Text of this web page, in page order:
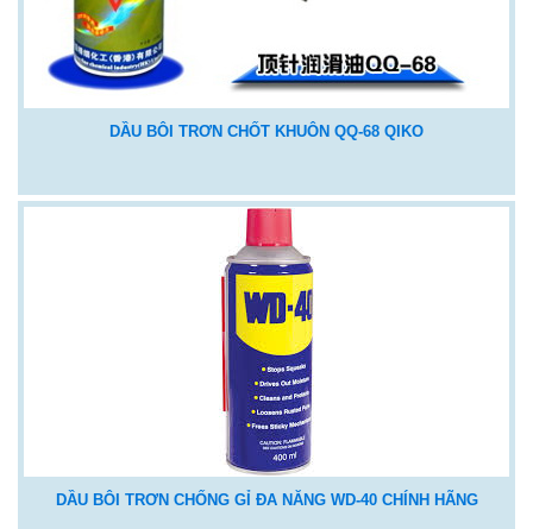
DẦU BÔI TRƠN CHỐT KHUÔN QQ-68 QIKO
DẦU BÔI TRƠN CHỐNG GỈ ĐA NĂNG WD-40 CHÍNH HÃNG